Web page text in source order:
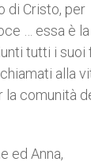
di Cristo, per
… essa è
tutti i suoi
alla
la comunità
ed Anna,